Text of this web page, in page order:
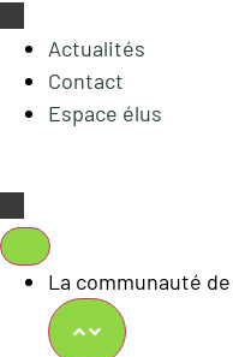
Actualités
Contact
Espace élus
La communauté